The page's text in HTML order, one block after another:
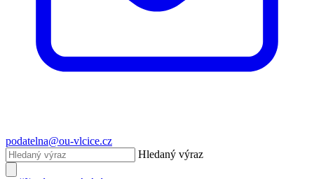
podatelna@ou-vlcice.cz
Hledaný výraz